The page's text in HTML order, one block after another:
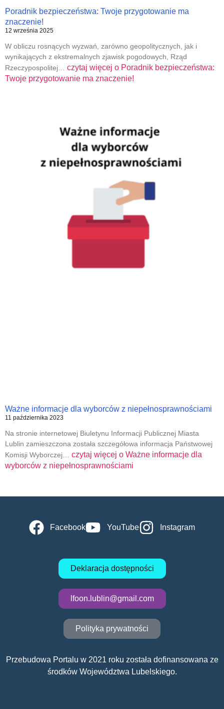
Poradnik bezpieczeństwa: Twoje przygotowanie ma
znaczenie!
12 września 2025
W obliczu rosnących wyzwań, zarówno geopolitycznych, jak i
wynikających z ekstremalnych zjawisk pogodowych, Rząd
Rzeczypospolitej… czytaj więcej o Poradnik bezpieczeństwa:
Twoje przygotowanie ma znaczenie!
Ważne informacje dla wyborców z niepełnosprawnościami
11 października 2023
Na stronie internetowej Biuletynu Informacji Publicznej Miasta
Lublin zamieszczona została szczegółowa informacja Państwowej
Komisji Wyborczej… czytaj więcej o Ważne informacje dla
wyborców z niepełnosprawnościami
Facebook YouTube Instagram
Deklaracja dostępności
lfoon.lublin@gmail.com
Polityka prywatności
Przebudowa Portalu w 2021 roku została dofinansowana ze
środków Województwa Lubelskiego.